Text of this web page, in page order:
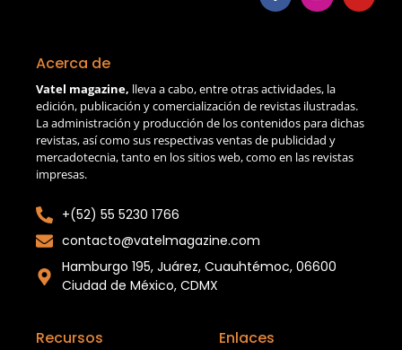
Acerca de
Vatel magazine, lleva a cabo, entre otras actividades, la
edición, publicación y comercialización de revistas ilustradas.
La administración y producción de los contenidos para dichas
revistas, así como sus respectivas ventas de publicidad y
mercadotecnia, tanto en los sitios web, como en las revistas
impresas.
+(52) 55 5230 1766
contacto@vatelmagazine.com
Hamburgo 195, Juárez, Cuauhtémoc, 06600
Ciudad de México, CDMX
Recursos Enlaces